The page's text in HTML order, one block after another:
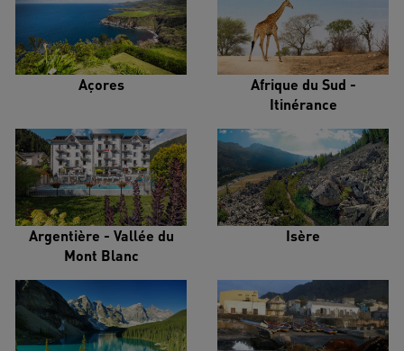
Açores
Afrique du Sud -
Itinérance
Argentière - Vallée du
Mont Blanc
Isère